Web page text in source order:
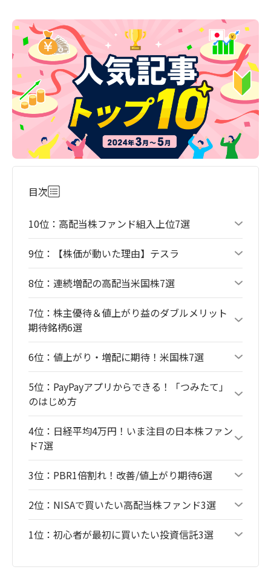
目次
10位：高配当株ファンド組入上位7選
9位：【株価が動いた理由】テスラ
8位：連続増配の高配当米国株7選
7位：株主優待＆値上がり益のダブルメリット
期待銘柄6選
6位：値上がり・増配に期待！米国株7選
5位：PayPayアプリからできる！「つみたて」
のはじめ方
4位：日経平均4万円！いま注目の日本株ファン
ド7選
3位：PBR1倍割れ！改善/値上がり期待6選
2位：NISAで買いたい高配当株ファンド3選
1位：初心者が最初に買いたい投資信託3選